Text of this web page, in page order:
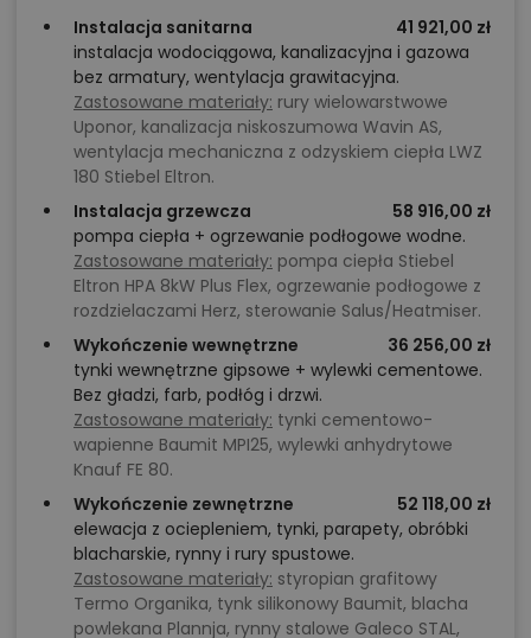
Instalacja sanitarna
41 921,00 zł
instalacja wodociągowa, kanalizacyjna i gazowa
bez armatury, wentylacja grawitacyjna.
Zastosowane materiały: rury wielowarstwowe
Uponor, kanalizacja niskoszumowa Wavin AS,
wentylacja mechaniczna z odzyskiem ciepła LWZ
180 Stiebel Eltron.
Instalacja grzewcza
58 916,00 zł
pompa ciepła + ogrzewanie podłogowe wodne.
Zastosowane materiały: pompa ciepła Stiebel
Eltron HPA 8kW Plus Flex, ogrzewanie podłogowe z
rozdzielaczami Herz, sterowanie Salus/Heatmiser.
Wykończenie wewnętrzne
36 256,00 zł
tynki wewnętrzne gipsowe + wylewki cementowe.
Bez gładzi, farb, podłóg i drzwi.
Zastosowane materiały: tynki cementowo-
wapienne Baumit MPI25, wylewki anhydrytowe
Knauf FE 80.
Wykończenie zewnętrzne
52 118,00 zł
elewacja z ociepleniem, tynki, parapety, obróbki
blacharskie, rynny i rury spustowe.
Zastosowane materiały: styropian grafitowy
Termo Organika, tynk silikonowy Baumit, blacha
powlekana Plannja, rynny stalowe Galeco STAL,